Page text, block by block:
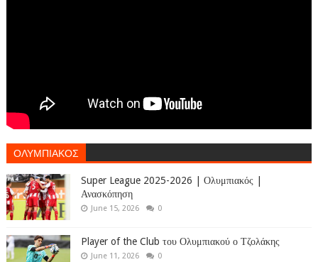
ΟΛΥΜΠΙΑΚΟΣ
Super League 2025-2026 | Ολυμπιακός |
Ανασκόπηση
June 15, 2026 0
Player of the Club του Ολυμπιακού ο Τζολάκης
June 11, 2026 0